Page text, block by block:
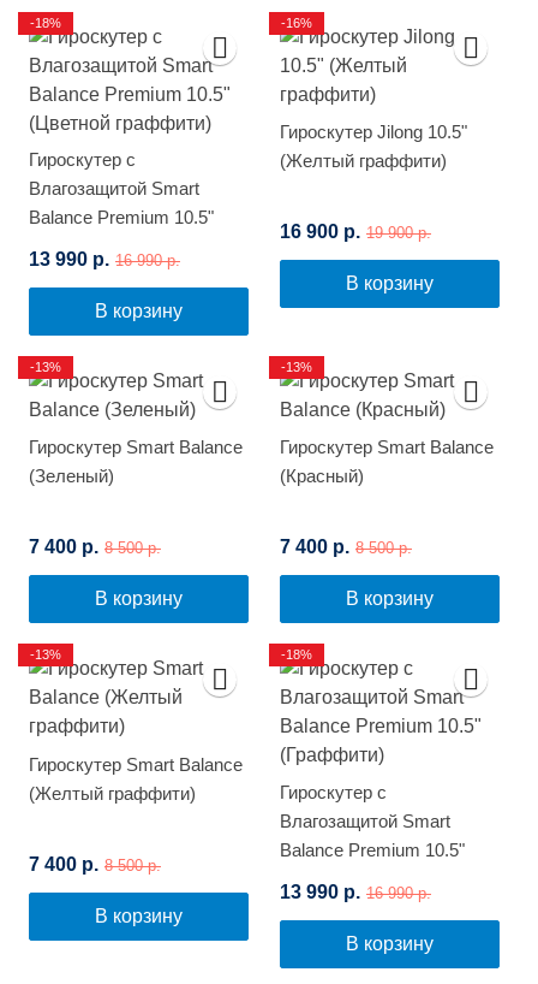
Гироскутер с
Влагозащитой Smart
Balance Premium 10.5"
13 990 р. 16 990 р.
В корзину
-18%
Гироскутер Jilong 10.5"
(Желтый граффити)
16 900 р. 19 900 р.
В корзину
-16%
Гироскутер Smart Balance
(Зеленый)
7 400 р. 8 500 р.
В корзину
-13%
Гироскутер Smart Balance
(Красный)
7 400 р. 8 500 р.
В корзину
-13%
Гироскутер Smart Balance
(Желтый граффити)
7 400 р. 8 500 р.
В корзину
-13%
Гироскутер с
Влагозащитой Smart
Balance Premium 10.5"
13 990 р. 16 990 р.
В корзину
-18%